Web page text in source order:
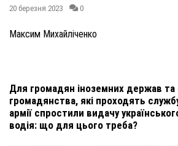
20 березня 2023 0
Максим Михайліченко
Для громадян іноземних держав та
громадянства, які проходять
армії спростили видачу
водія: що для цього треба?